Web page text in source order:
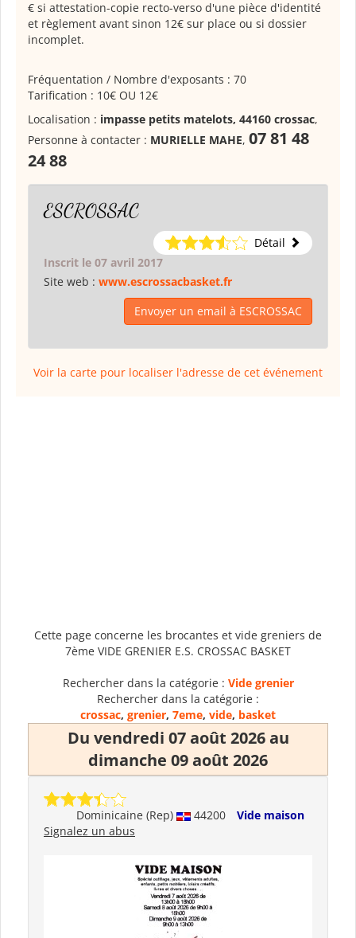
€ si attestation-copie recto-verso d'une pièce d'identité
et règlement avant sinon 12€ sur place ou si dossier
incomplet.
Fréquentation / Nombre d'exposants : 70
Tarification : 10€ OU 12€
Localisation : impasse petits matelots, 44160 crossac,
Personne à contacter : MURIELLE MAHE, 07 81 48
24 88
ESCROSSAC
Détail
Inscrit le 07 avril 2017
Site web : www.escrossacbasket.fr
Envoyer un email à ESCROSSAC
Voir la carte pour localiser l'adresse de cet événement
Cette page concerne les brocantes et vide greniers de
7ème VIDE GRENIER E.S. CROSSAC BASKET
Rechercher dans la catégorie : Vide grenier
Rechercher dans la catégorie :
crossac, grenier, 7eme, vide, basket
Du vendredi 07 août 2026 au
dimanche 09 août 2026
Dominicaine (Rep) 44200
Vide maison
Signalez un abus